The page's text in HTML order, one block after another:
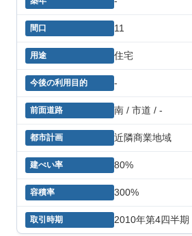
11
住宅
-
南 / 市道 / -
近隣商業地域
80%
300%
2010年第4四半期